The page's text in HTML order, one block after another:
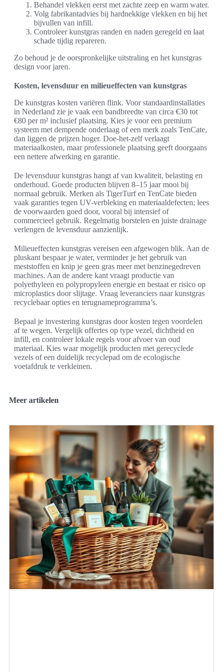
Behandel vlekken eerst met zachte zeep en warm water.
Volg fabrikantadvies bij hardnekkige vlekken en bij het
bijvullen van infill.
Controleer kunstgras randen en naden geregeld en laat
schade tijdig repareren.
Zo behoud je de oorspronkelijke uitstraling en het kunstgras
design voor jaren.
Kosten, levensduur en milieueffecten van kunstgras
De kunstgras kosten variëren flink. Voor standaardinstallaties
in Nederland zie je vaak een bandbreedte van circa €30 tot
€80 per m² inclusief plaatsing. Kies je voor een premium
systeem met dempende onderlaag of een merk zoals TenCate,
dan liggen de prijzen hoger. Doe-het-zelf verlaagt
materiaalkosten, maar professionele plaatsing geeft doorgaans
een nettere afwerking en garantie.
De levensduur kunstgras hangt af van kwaliteit, belasting en
onderhoud. Goede producten blijven 8–15 jaar mooi bij
normaal gebruik. Merken als TigerTurf en TenCate bieden
vaak garanties tegen UV-verbleking en materiaaldefecten; lees
de voorwaarden goed door, vooral bij intensief of
commercieel gebruik. Regelmatig borstelen en juiste drainage
verlengen de levensduur aanzienlijk.
Milieueffecten kunstgras vereisen een afgewogen blik. Aan de
pluskant bespaar je water, verminder je het gebruik van
meststoffen en knip je geen gras meer met benzinegedreven
machines. Aan de andere kant vraagt productie van
polyethyleen en polypropyleen energie en bestaat er risico op
microplastics door slijtage. Vraag leveranciers naar kunstgras
recyclebaar opties en terugnameprogramma’s.
Bepaal je investering kunstgras door kosten tegen voordelen
af te wegen. Vergelijk offertes op type vezel, dichtheid en
infill, en controleer lokale regels voor afvoer van oud
materiaal. Kies waar mogelijk producten met gerecyclede
vezels of een duidelijk recyclepad om de ecologische
voetafdruk te verkleinen.
Meer artikelen